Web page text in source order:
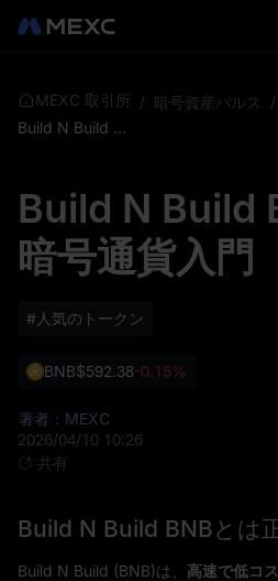
MEXC 取引所 / 暗号資産パルス /
Build N Build BNBとは？暗号通貨入門
Build N Build
暗号通貨入門
#人気のトークン
BNB$592.38-0.15%
著者：MEXC
2026/04/10 10:26
共有
Build N Build BNBとは
Build N Build (BNB)は、 高速で低コ